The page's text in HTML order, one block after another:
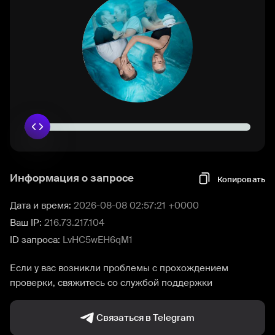
Информация о запросе Копировать
Дата и время: 2026-08-08 02:57:21 +0000
Ваш IP: 216.73.217.104
ID запроса: LvHC5wEH6qM1
Если у вас возникли проблемы с прохождением
проверки, свяжитесь со службой поддержки
Связаться в Telegram